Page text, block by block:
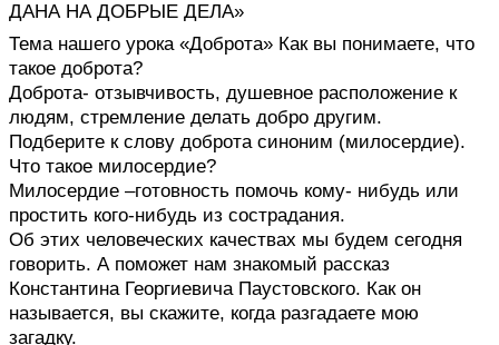
ДАНА НА ДОБРЫЕ ДЕЛА»
Тема нашего урока «Доброта» Как вы понимаете, что
такое доброта?
Доброта- отзывчивость, душевное расположение к
людям, стремление делать добро другим.
Подберите к слову доброта синоним (милосердие).
Что такое милосердие?
Милосердие –готовность помочь кому- нибудь или
простить кого-нибудь из сострадания.
Об этих человеческих качествах мы будем сегодня
говорить. А поможет нам знакомый рассказ
Константина Георгиевича Паустовского. Как он
называется, вы скажите, когда разгадаете мою
загадку.